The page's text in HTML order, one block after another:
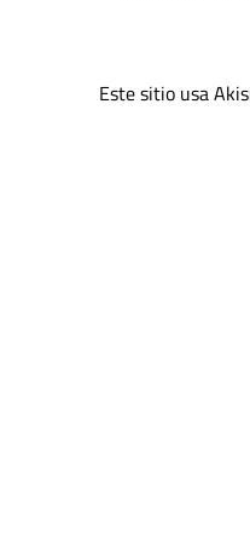
Este sitio usa